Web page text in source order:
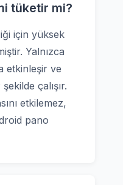
tüketir mi?
için yüksek
Yalnızca
etkinleşir ve
çalışır.
etkilemez,
pano